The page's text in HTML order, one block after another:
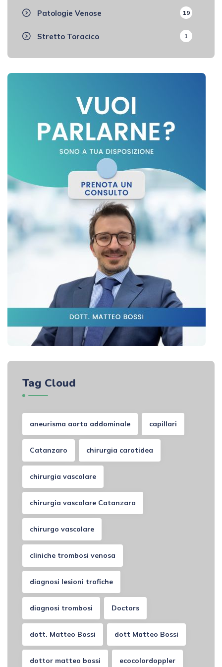
Patologie Venose 19
Stretto Toracico 1
Tag Cloud
aneurisma aorta addominale capillari
Catanzaro chirurgia carotidea
chirurgia vascolare
chirurgia vascolare Catanzaro
chirurgo vascolare
cliniche trombosi venosa
diagnosi lesioni trofiche
diagnosi trombosi Doctors
dott. Matteo Bossi dott Matteo Bossi
dottor matteo bossi ecocolordoppler